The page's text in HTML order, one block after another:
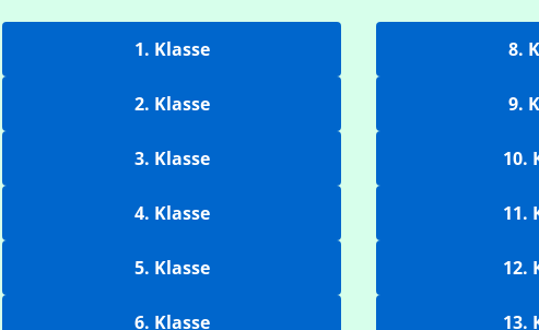
1. Klasse
2. Klasse
3. Klasse
4. Klasse
5. Klasse
6. Klasse
8.
9.
10.
11.
12.
13.